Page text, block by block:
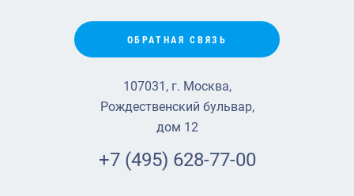
ОБРАТНАЯ СВЯЗЬ
107031, г. Москва,
Рождественский бульвар,
дом 12
+7 (495) 628-77-00